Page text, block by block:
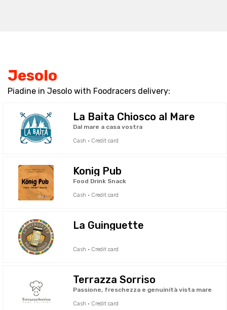
Jesolo
Piadine in Jesolo with Foodracers delivery:
La Baita Chiosco al Mare
Dal mare a casa vostra
Cash · Credit card
Konig Pub
Food Drink Snack
Cash · Credit card
La Guinguette
Cash · Credit card
Terrazza Sorriso
Passione, freschezza e genuinità vista mare
Cash · Credit card